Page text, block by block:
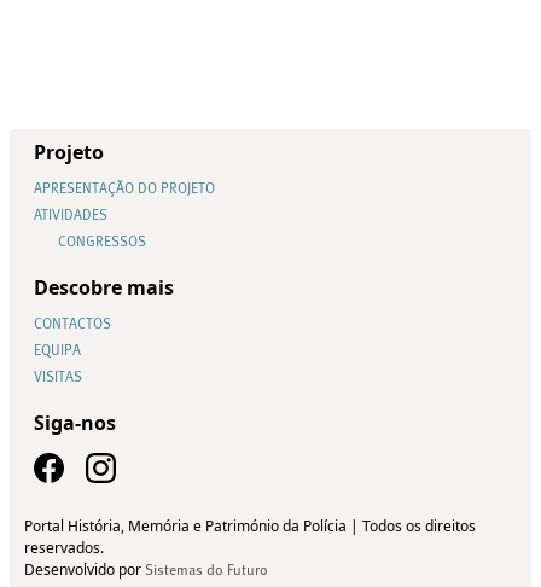
Projeto
APRESENTAÇÃO DO PROJETO
ATIVIDADES
CONGRESSOS
Descobre mais
CONTACTOS
EQUIPA
VISITAS
Siga-nos
Portal História, Memória e Património da Polícia | Todos os direitos
reservados.
Desenvolvido por Sistemas do Futuro